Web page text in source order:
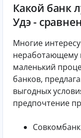
Какой банк
Удэ -
Многие
неработающему
маленький
банков,
выгодных
предпочтение